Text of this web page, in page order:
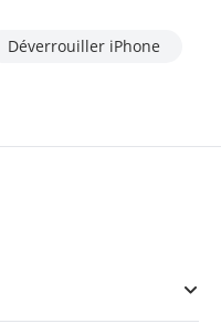
Déverrouiller iPhone